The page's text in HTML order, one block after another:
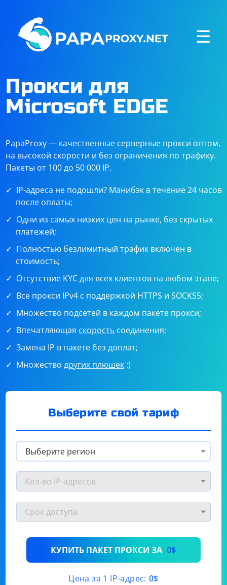
☰
Прокси для
Microsoft EDGE
PapaProxy — качественные серверные прокси оптом,
на высокой скорости и без ограничения по трафику.
Пакеты от 100 до 50 000 IP.
IP-адреса не подошли? Манибэк в течение 24 часов
после оплаты;
Одни из самых низких цен на рынке, без скрытых
платежей;
Полностью безлимитный трафик включен в
стоимость;
Отсутствие KYC для всех клиентов на любом этапе;
Все прокси IPv4 с поддержкой HTTPS и SOCKS5;
Множество подсетей в каждом пакете прокси;
Впечатляющая скорость соединения;
Замена IP в пакете без доплат;
Множестводругих плюшек :)
Выберите свой тариф
КУПИТЬ ПАКЕТ ПРОКСИ ЗА 0$
Цена за 1 IP-адрес: 0$